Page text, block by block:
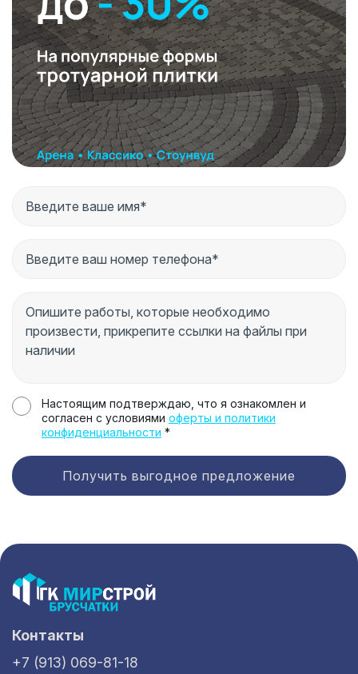
Настоящим подтверждаю, что я ознакомлен и
согласен с условиями оферты и политики
конфиденциальности *
Получить выгодное предложение
Контакты
+7 (913) 069-81-18